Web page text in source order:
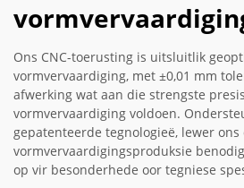
Ons CNC-toerusting is uitsluitlik
vormvervaardiging, met ±0,01 mm
afwerking wat aan die strengste
vormvervaardiging voldoen.
gepatenteerde tegnologieë, lewer
vormvervaardigingsproduksie
op vir besonderhede oor tegniese